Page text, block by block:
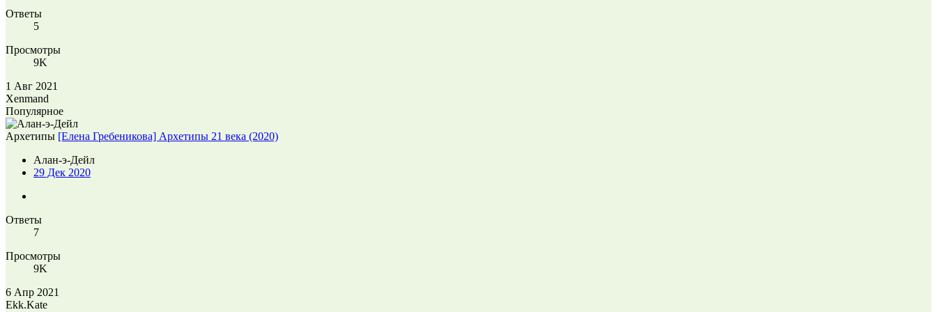
Ответы
5
Просмотры
9K
1 Авг 2021
Xenmand
Популярное
Архетипы [Елена Гребеникова] Архетипы 21 века (2020)
Алан-э-Дейл
29 Дек 2020
Ответы
7
Просмотры
9K
6 Апр 2021
Ekk.Kate